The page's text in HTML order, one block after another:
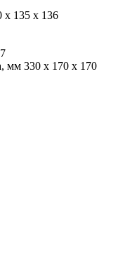
x 135 x 136
мм 330 x 170 x 170